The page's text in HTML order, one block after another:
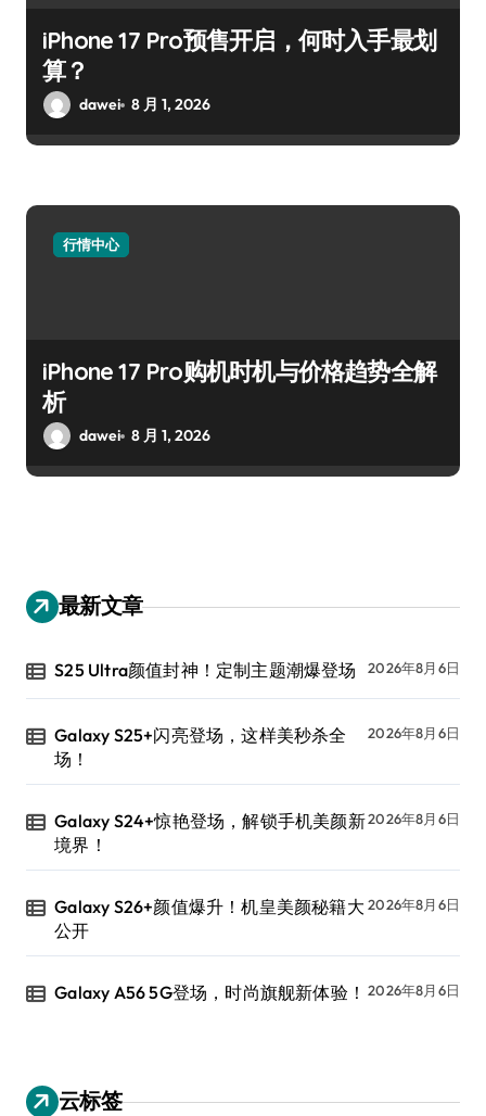
iPhone 17 Pro预售开启，何时入手最划
算？
dawei 8 月 1, 2026
行情中心
iPhone 17 Pro购机时机与价格趋势全解
析
dawei 8 月 1, 2026
最新文章
S25 Ultra颜值封神！定制主题潮爆登场 2026年8月6日
Galaxy S25+闪亮登场，这样美秒杀全
场！
2026年8月6日
Galaxy S24+惊艳登场，解锁手机美颜新
境界！
2026年8月6日
Galaxy S26+颜值爆升！机皇美颜秘籍大
公开
2026年8月6日
Galaxy A56 5G登场，时尚旗舰新体验！ 2026年8月6日
云标签